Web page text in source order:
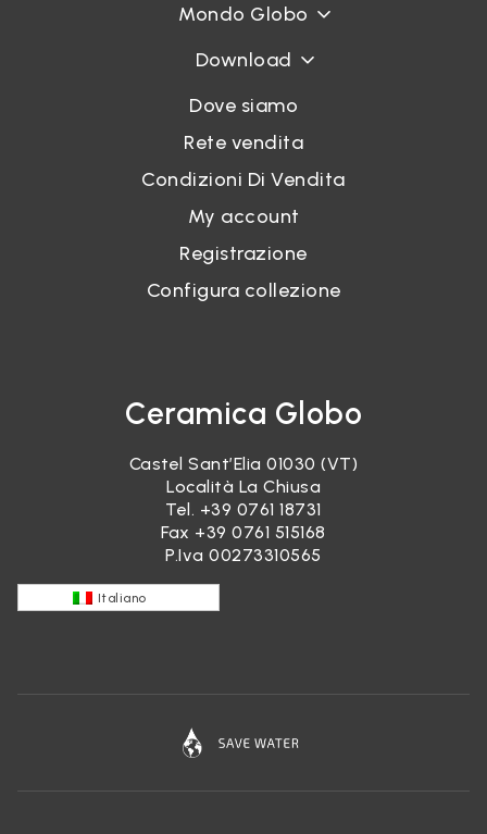
Mondo Globo
Download
Dove siamo
Rete vendita
Condizioni Di Vendita
My account
Registrazione
Configura collezione
Ceramica Globo
Castel Sant’Elia 01030 (VT)
Località La Chiusa
Tel. +39 0761 18731
Fax +39 0761 515168
P.Iva 00273310565
Italiano